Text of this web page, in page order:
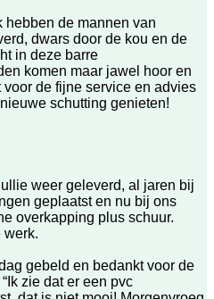
de mannen van
dwars door de kou en de
in deze barre
komen maar jawel hoor en
de fijne service en advies
schutting genieten!
weer geleverd, al jaren bij
geplaatst en nu bij ons
overkapping plus schuur.
werk.
gebeld en bedankt voor de
zie dat er een pvc